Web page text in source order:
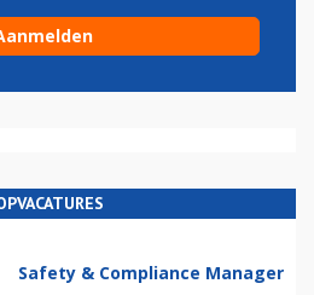
Safety & Compliance Manager